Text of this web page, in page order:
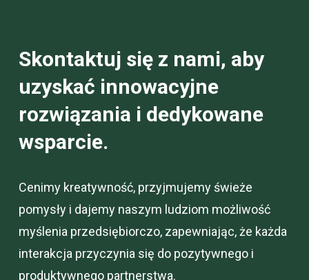
Skontaktuj się z nami, aby
uzyskać innowacyjne
rozwiązania i dedykowane
wsparcie.
Cenimy kreatywność, przyjmujemy świeże
pomysły i dajemy naszym ludziom możliwość
myślenia przedsiębiorczo, zapewniając, że każda
interakcja przyczynia się do pozytywnego i
produktywnego partnerstwa.